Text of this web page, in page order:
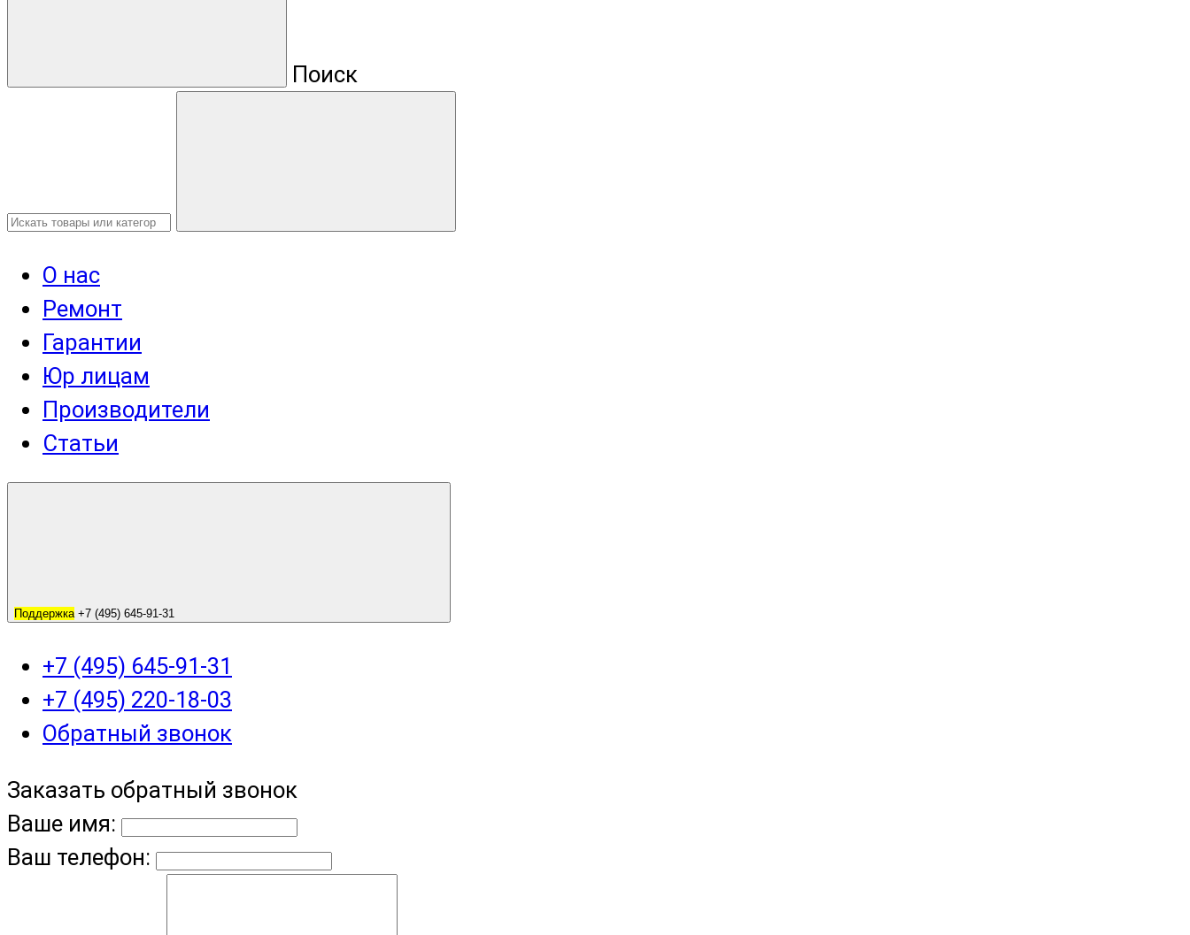
Поиск
О нас
Ремонт
Гарантии
Юр лицам
Производители
Статьи
Поддержка+7 (495) 645-91-31
+7 (495) 645-91-31
+7 (495) 220-18-03
Обратный звонок
Заказать обратный звонок
Ваше имя:
Ваш телефон: